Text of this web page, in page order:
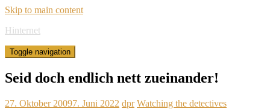
Skip to main content
Hinternet
Toggle navigation
Seid doch endlich nett zueinander!
27. Oktober 20097. Juni 2022 dpr Watching the detectives